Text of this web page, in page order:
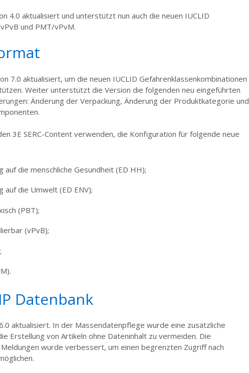
4.0 aktualisiert und unterstützt nun auch die neuen IUCLID
und PMT/vPvM.
7.0 aktualisiert, um die neuen IUCLID Gefahrenklassenkombinationen
Weiter unterstützt die Version die folgenden neu eingeführten
Änderung der Verpackung, Änderung der Produktkategorie und
3E SERC-Content verwenden, die Konfiguration für folgende neue
auf die menschliche Gesundheit (ED HH);
auf die Umwelt (ED ENV);
(PBT);
(vPvB);
Datenbank
aktualisiert. In der Massendatenpflege wurde eine zusätzliche
Erstellung von Artikeln ohne Dateninhalt zu vermeiden. Die
wurde verbessert, um einen begrenzten Zugriff nach